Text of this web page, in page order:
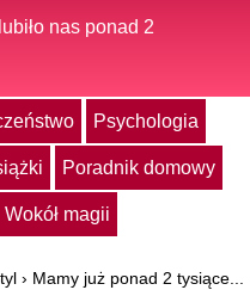
nas ponad 2
Psychologia
Poradnik domowy
Wokół magii
› Mamy już ponad 2 tysiące...